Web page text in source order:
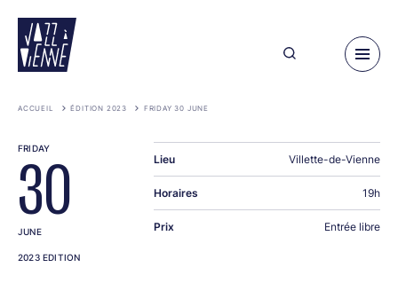
main
content
ACCUEIL ÉDITION 2023 FRIDAY 30 JUNE
FRIDAY
30
JUNE
2023 EDITION
Lieu Villette-de-Vienne
Horaires 19h
Prix Entrée libre